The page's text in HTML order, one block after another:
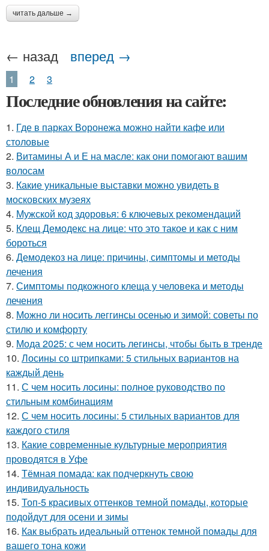
читать дальше →
← назад вперед →
1 2 3
Последние обновления на сайте:
1. Где в парках Воронежа можно найти кафе или
столовые
2. Витамины А и Е на масле: как они помогают вашим
волосам
3. Какие уникальные выставки можно увидеть в
московских музеях
4. Мужской код здоровья: 6 ключевых рекомендаций
5. Клещ Демодекс на лице: что это такое и как с ним
бороться
6. Демодекоз на лице: причины, симптомы и методы
лечения
7. Симптомы подкожного клеща у человека и методы
лечения
8. Можно ли носить леггинсы осенью и зимой: советы по
стилю и комфорту
9. Мода 2025: с чем носить легинсы, чтобы быть в тренде
10. Лосины со штрипками: 5 стильных вариантов на
каждый день
11. С чем носить лосины: полное руководство по
стильным комбинациям
12. С чем носить лосины: 5 стильных вариантов для
каждого стиля
13. Какие современные культурные мероприятия
проводятся в Уфе
14. Тёмная помада: как подчеркнуть свою
индивидуальность
15. Топ-5 красивых оттенков темной помады, которые
подойдут для осени и зимы
16. Как выбрать идеальный оттенок темной помады для
вашего тона кожи